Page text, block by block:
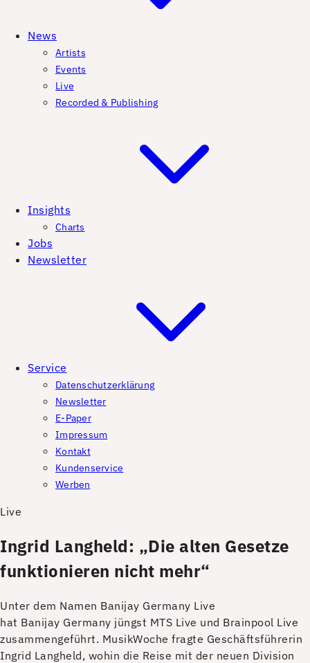
News
Artists
Events
Live
Recorded & Publishing
Insights
Charts
Jobs
Newsletter
Service
Datenschutzerklärung
Newsletter
E-Paper
Impressum
Kontakt
Kundenservice
Werben
Live
Ingrid Langheld: „Die alten Gesetze
funktionieren nicht mehr“
Unter dem Namen Banijay Germany Live
hat Banijay Germany jüngst MTS Live und Brainpool Live
zusammengeführt. MusikWoche fragte Geschäftsführerin
Ingrid Langheld, wohin die Reise mit der neuen Division